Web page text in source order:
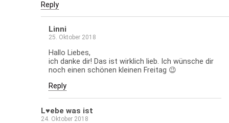
Reply
Linni
25. Oktober 2018
Hallo Liebes,
ich danke dir! Das ist wirklich lieb. Ich wünsche dir
noch einen schönen kleinen Freitag 😉
Reply
L♥ebe was ist
24. Oktober 2018